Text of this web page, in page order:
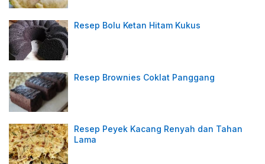
Resep Bolu Ketan Hitam Kukus
Resep Brownies Coklat Panggang
Resep Peyek Kacang Renyah dan Tahan
Lama